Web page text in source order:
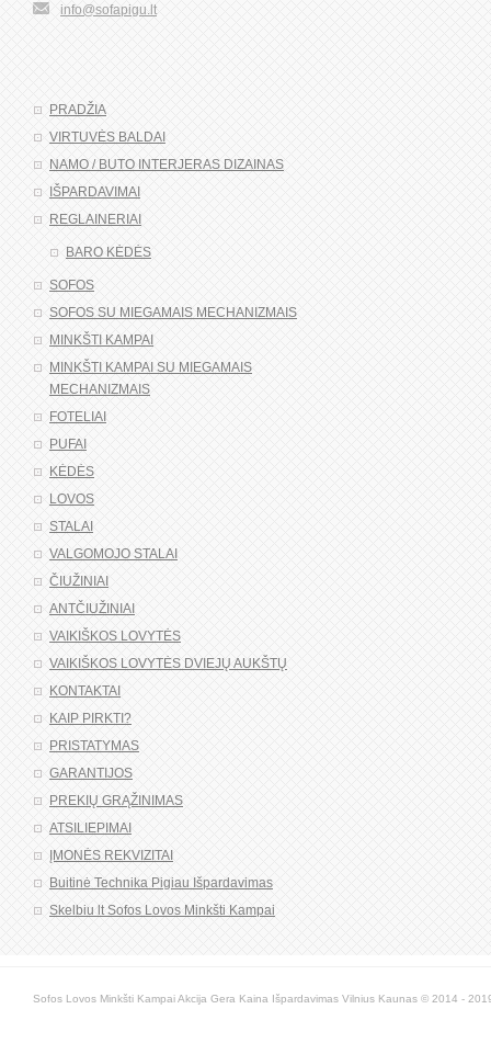
info@sofapigu.lt
PRADŽIA
VIRTUVĖS BALDAI
NAMO / BUTO INTERJERAS DIZAINAS
IŠPARDAVIMAI
REGLAINERIAI
BARO KĖDĖS
SOFOS
SOFOS SU MIEGAMAIS MECHANIZMAIS
MINKŠTI KAMPAI
MINKŠTI KAMPAI SU MIEGAMAIS
MECHANIZMAIS
FOTELIAI
PUFAI
KĖDĖS
LOVOS
STALAI
VALGOMOJO STALAI
ČIUŽINIAI
ANTČIUŽINIAI
VAIKIŠKOS LOVYTĖS
VAIKIŠKOS LOVYTĖS DVIEJŲ AUKŠTŲ
KONTAKTAI
KAIP PIRKTI?
PRISTATYMAS
GARANTIJOS
PREKIŲ GRĄŽINIMAS
ATSILIEPIMAI
ĮMONĖS REKVIZITAI
Buitinė Technika Pigiau Išpardavimas
Skelbiu lt Sofos Lovos Minkšti Kampai
Sofos Lovos Minkšti Kampai Akcija Gera Kaina Išpardavimas Vilnius Kaunas © 2014 -